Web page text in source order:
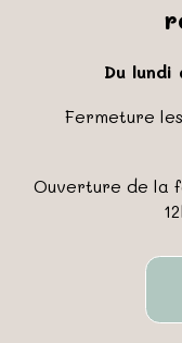
Du lundi
Fermeture
Ouverture de la